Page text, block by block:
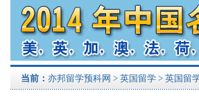
当前： 亦邦留学预科网 > 英国留学 > 英国留